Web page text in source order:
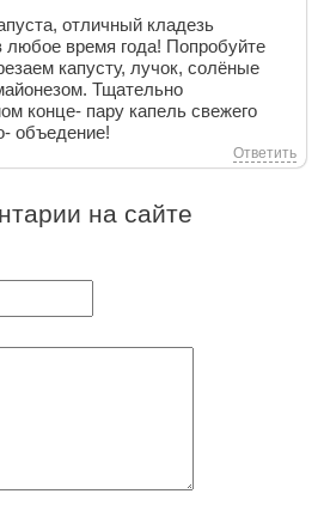
отличный кладезь
любое время года! Попробуйте
капусту, лучок, солёные
Тщательно
конце- пару капель свежего
объедение!
Ответить
на сайте